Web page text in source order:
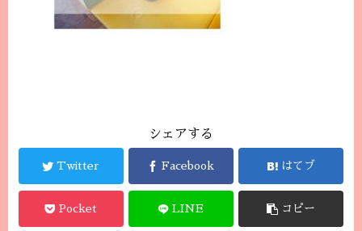
シェアする
Twitter Facebook はてブ
Pocket LINE コピー